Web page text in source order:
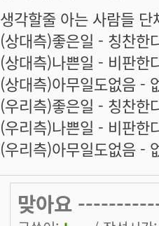
생각할줄 아는 사람들 단
(상대측)좋은일 - 칭찬한
(상대측)나쁜일 - 비판한
(상대측)아무일도없음 -
(우리측)좋은일 - 칭찬한
(우리측)나쁜일 - 비판한
(우리측)아무일도없음 -
맞아요